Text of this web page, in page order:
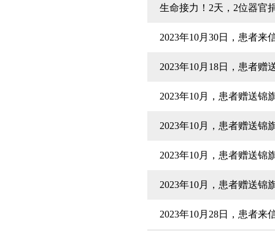
生命接力！2天，2位器官
2023年10月30日，患者来
2023年10月18日，患者赠
2023年10月，患者赠送锦
2023年10月，患者赠送锦
2023年10月，患者赠送锦
2023年10月，患者赠送锦
2023年10月28日，患者来